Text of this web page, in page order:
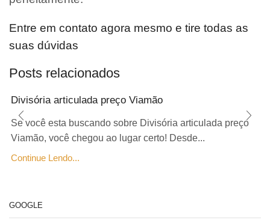
Entre em contato agora mesmo e tire todas as
suas dúvidas
Posts relacionados
Divisória articulada preço Viamão
Se você esta buscando sobre Divisória articulada preço
Viamão, você chegou ao lugar certo! Desde...
Continue Lendo...
GOOGLE